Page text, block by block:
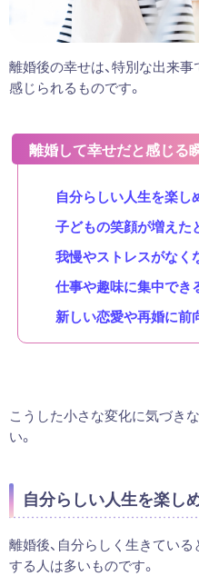
離婚後の幸せは、特別な出来
感じられるものです。
離婚して幸せだと感じる
自分らしい人生を楽し
子どもの笑顔が増えた
我慢やストレスがなく
仕事や趣味に集中でき
新しい恋愛や再婚に前
こうした小さな変化に気づき
い。
自分らしい人生を楽し
離婚後、自分らしく生きてい
する人は多いものです。